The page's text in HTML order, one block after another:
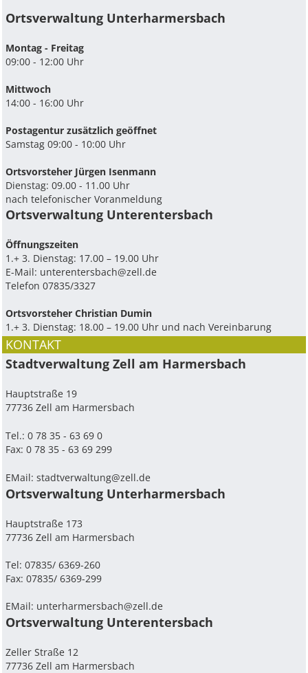
Ortsverwaltung Unterharmersbach
Montag - Freitag
09:00 - 12:00 Uhr
Mittwoch
14:00 - 16:00 Uhr
Postagentur zusätzlich geöffnet
Samstag 09:00 - 10:00 Uhr
Ortsvorsteher Jürgen Isenmann
Dienstag: 09.00 - 11.00 Uhr
nach telefonischer Voranmeldung
Ortsverwaltung Unterentersbach
Ö­ffnungszeiten
1.+ 3. Dienstag: 17.00 – 19.00 Uhr
E-Mail: unterentersbach@zell.de
Telefon 07835/3327
Ortsvorsteher Christian Dumin
1.+ 3. Dienstag: 18.00 – 19.00 Uhr und nach Vereinbarung
KONTAKT
Stadtverwaltung Zell am Harmersbach
Hauptstraße 19
77736 Zell am Harmersbach
Tel.: 0 78 35 - 63 69 0
Fax: 0 78 35 - 63 69 299
EMail:stadtverwaltung@zell.de
Ortsverwaltung Unterharmersbach
Hauptstraße 173
77736 Zell am Harmersbach
Tel: 07835/ 6369-260
Fax: 07835/ 6369-299
EMail: unterharmersbach@zell.de
Ortsverwaltung Unterentersbach
Zeller Straße 12
77736 Zell am Harmersbach